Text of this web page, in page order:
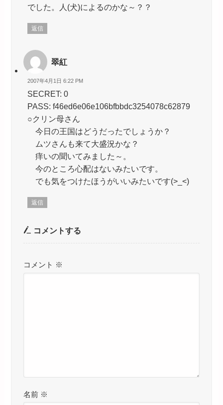
でした。人(犬)によるのかな～？？
返信
翠紅
2007年4月1日 6:22 PM
SECRET: 0
PASS: f46ed6e06e106bfbbdc3254078c62879
○クリン母さん
今日の王国はどうだったでしょうか？
ムツさんも来て大盛況かな？
痒いの聞いてみました～。
今のところ心配はないみたいです。
でも気をつけたほうがいいみたいです(>_<)
返信
コメントする
コメント ※
名前 ※